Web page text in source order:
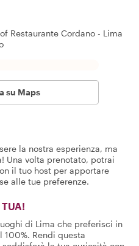
Restaurante Cordano - Lima
su Maps
la nostra esperienza, ma
Una volta prenotato, potrai
il tuo host per apportare
alle tue preferenze.
di Lima che preferisci in
100%. Rendi questa